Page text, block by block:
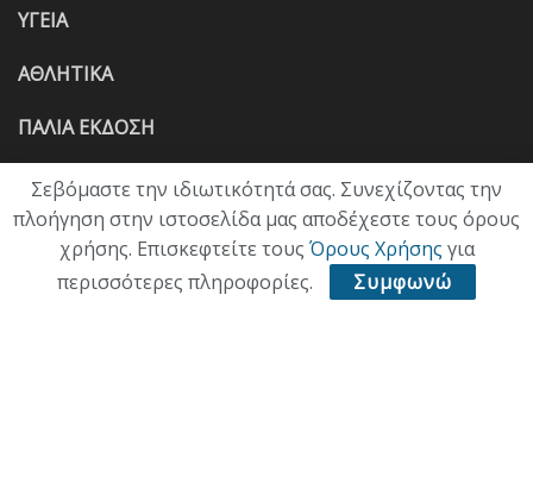
ΥΓΕΙΑ
ΑΘΛΗΤΙΚΑ
ΠΑΛΙΑ ΕΚΔΟΣΗ
Σεβόμαστε την ιδιωτικότητά σας. Συνεχίζοντας την
πλοήγηση στην ιστοσελίδα μας αποδέχεστε τους όρους
χρήσης. Επισκεφτείτε τους Όρους Χρήσης για
περισσότερες πληροφορίες.
Συμφωνώ